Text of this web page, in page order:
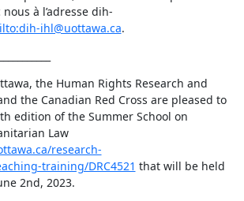
à l’adresse dih-
ihl@uottawa.ca.
the Human Rights Research and
the Canadian Red Cross are pleased to
edition of the Summer School on
Law
research-
training/DRC4521 that will be held
2nd, 2023.